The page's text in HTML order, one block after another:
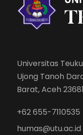
Universitas
Ujong Tanoh
Barat, Aceh 23681
+62 655-7110535
humas@utu.ac.id